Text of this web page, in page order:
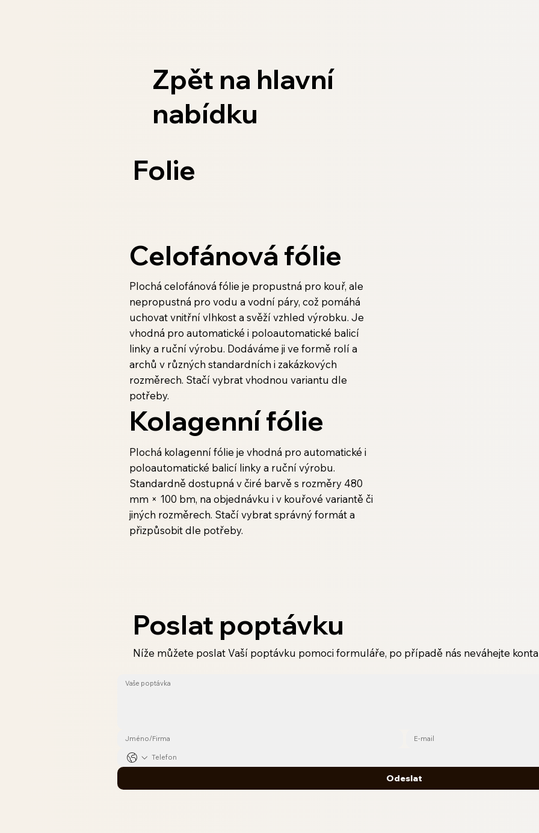
Zpět na hlavní
nabídku
Folie
Celofánová fólie
Plochá celofánová fólie je propustná pro kouř, ale
nepropustná pro vodu a vodní páry, což pomáhá
uchovat vnitřní vlhkost a svěží vzhled výrobku. Je
vhodná pro automatické i poloautomatické balicí
linky a ruční výrobu. Dodáváme ji ve formě rolí a
archů v různých standardních i zakázkových
rozměrech. Stačí vybrat vhodnou variantu dle
potřeby.
Kolagenní fólie
Plochá kolagenní fólie je vhodná pro automatické i
poloautomatické balicí linky a ruční výrobu.
Standardně dostupná v čiré barvě s rozměry 480
mm × 100 bm, na objednávku i v kouřové variantě či
jiných rozměrech. Stačí vybrat správný formát a
přizpůsobit dle potřeby.
Poslat poptávku
Níže můžete poslat Vaší poptávku pomoci formuláře, po případě nás neváhejte
Odeslat